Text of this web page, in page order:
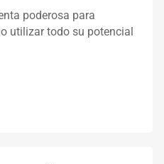
poderosa para
utilizar todo su potencial